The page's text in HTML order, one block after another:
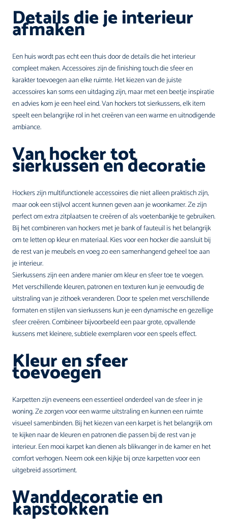
Details die je interieur
afmaken
Een huis wordt pas echt een thuis door de details die het interieur
compleet maken. Accessoires zijn de finishing touch die sfeer en
karakter toevoegen aan elke ruimte. Het kiezen van de juiste
accessoires kan soms een uitdaging zijn, maar met een beetje inspiratie
en advies kom je een heel eind. Van hockers tot sierkussens, elk item
speelt een belangrijke rol in het creëren van een warme en uitnodigende
ambiance.
Van hocker tot
sierkussen en decoratie
Hockers zijn multifunctionele accessoires die niet alleen praktisch zijn,
maar ook een stijlvol accent kunnen geven aan je woonkamer. Ze zijn
perfect om extra zitplaatsen te creëren of als voetenbankje te gebruiken.
Bij het combineren van hockers met je bank of fauteuil is het belangrijk
om te letten op kleur en materiaal. Kies voor een hocker die aansluit bij
de rest van je meubels en voeg zo een samenhangend geheel toe aan
je interieur.
Sierkussens zijn een andere manier om kleur en sfeer toe te voegen.
Met verschillende kleuren, patronen en texturen kun je eenvoudig de
uitstraling van je zithoek veranderen. Door te spelen met verschillende
formaten en stijlen van sierkussens kun je een dynamische en gezellige
sfeer creëren. Combineer bijvoorbeeld een paar grote, opvallende
kussens met kleinere, subtiele exemplaren voor een speels effect.
Kleur en sfeer
toevoegen
Karpetten zijn eveneens een essentieel onderdeel van de sfeer in je
woning. Ze zorgen voor een warme uitstraling en kunnen een ruimte
visueel samenbinden. Bij het kiezen van een karpet is het belangrijk om
te kijken naar de kleuren en patronen die passen bij de rest van je
interieur. Een mooi karpet kan dienen als blikvanger in de kamer en het
comfort verhogen. Neem ook een kijkje bij onzekarpettenvoor een
uitgebreid assortiment.
Wanddecoratie en
kapstokken